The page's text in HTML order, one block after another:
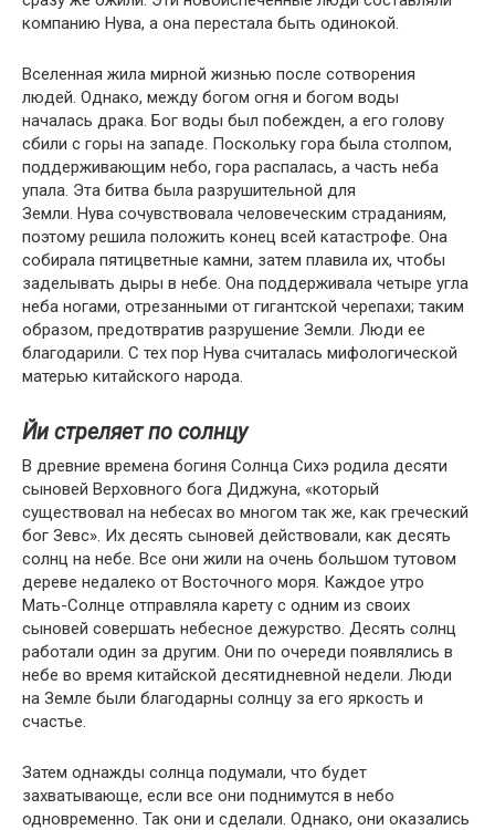
компанию Нува, а она перестала быть одинокой.
Вселенная жила мирной жизнью после сотворения
людей. Однако, между богом огня и богом воды
началась драка. Бог воды был побежден, а его голову
сбили с горы на западе. Поскольку гора была столпом,
поддерживающим небо, гора распалась, а часть неба
упала. Эта битва была разрушительной для
Земли. Нува сочувствовала человеческим страданиям,
поэтому решила положить конец всей катастрофе. Она
собирала пятицветные камни, затем плавила их, чтобы
заделывать дыры в небе. Она поддерживала четыре угла
неба ногами, отрезанными от гигантской черепахи; таким
образом, предотвратив разрушение Земли. Люди ее
благодарили. С тех пор Нува считалась мифологической
матерью китайского народа.
Йи стреляет по солнцу
В древние времена богиня Солнца Сихэ родила десяти
сыновей Верховного бога Диджуна, «который
существовал на небесах во многом так же, как греческий
бог Зевс». Их десять сыновей действовали, как десять
солнц на небе. Все они жили на очень большом тутовом
дереве недалеко от Восточного моря. Каждое утро
Мать-Солнце отправляла карету с одним из своих
сыновей совершать небесное дежурство. Десять солнц
работали один за другим. Они по очереди появлялись в
небе во время китайской десятидневной недели. Люди
на Земле были благодарны солнцу за его яркость и
счастье.
Затем однажды солнца подумали, что будет
захватывающе, если все они поднимутся в небо
одновременно. Так они и сделали. Однако, они оказались